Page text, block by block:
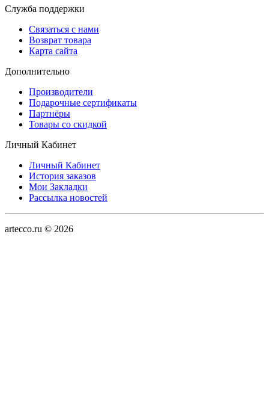
Служба поддержки
Связаться с нами
Возврат товара
Карта сайта
Дополнительно
Производители
Подарочные сертификаты
Партнёры
Товары со скидкой
Личный Кабинет
Личный Кабинет
История заказов
Мои Закладки
Рассылка новостей
artecco.ru © 2026